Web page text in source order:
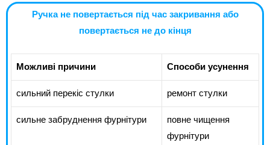
Ручка не повертається під час закривання або
повертається не до кінця
Можливі причини Способи усунення
сильний перекіс стулки ремонт стулки
сильне забруднення фурнітури
повне чищення
фурнітури